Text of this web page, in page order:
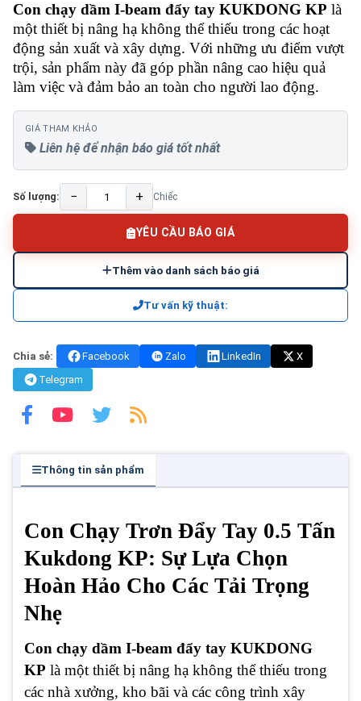
Con chạy dầm I-beam đẩy tay KUKDONG KP là
một thiết bị nâng hạ không thể thiếu trong các hoạt
động sản xuất và xây dựng. Với những ưu điểm vượt
trội, sản phẩm này đã góp phần nâng cao hiệu quả
làm việc và đảm bảo an toàn cho người lao động.
GIÁ THAM KHẢO
Liên hệ để nhận báo giá tốt nhất
Số lượng: − + Chiếc
YÊU CẦU BÁO GIÁ
Thêm vào danh sách báo giá
Tư vấn kỹ thuật:
Chia sẻ: Facebook Zalo LinkedIn
X
Telegram
Thông tin sản phẩm
Con Chạy Trơn Đẩy Tay 0.5 Tấn
Kukdong KP: Sự Lựa Chọn
Hoàn Hảo Cho Các Tải Trọng
Nhẹ
Con chạy dầm I-beam đẩy tay KUKDONG
KP là một thiết bị nâng hạ không thể thiếu trong
các nhà xưởng, kho bãi và các công trình xây